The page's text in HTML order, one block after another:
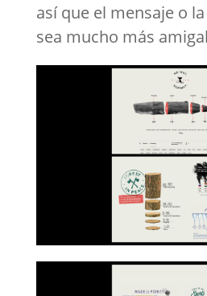
así que el mensaje o
sea mucho más